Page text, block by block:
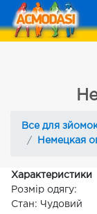
Все для
Немецкая
Характеристики
Розмір одягу:
Стан: Чудовий